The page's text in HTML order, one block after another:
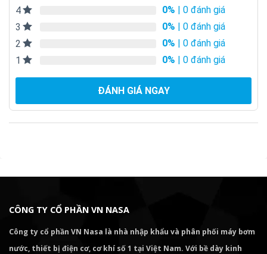
4
0% | 0 đánh giá
3
0% | 0 đánh giá
2
0% | 0 đánh giá
1
0% | 0 đánh giá
ĐÁNH GIÁ NGAY
CÔNG TY CỔ PHẦN VN NASA
Công ty cổ phần VN Nasa là nhà nhập khẩu và phân phối máy bơm
nước, thiết bị điện cơ, cơ khí số 1 tại Việt Nam. Với bề dày kinh